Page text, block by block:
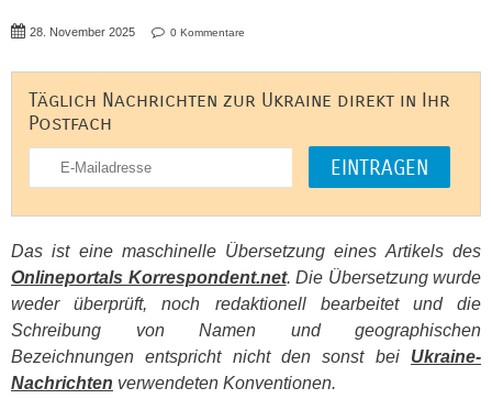
28. November 2025 0 Kommentare
Täglich Nachrichten zur Ukraine direkt in Ihr
Postfach
Das ist eine maschinelle Übersetzung eines Artikels des
Onlineportals Korrespondent.net. Die Übersetzung wurde
weder überprüft, noch redaktionell bearbeitet und die
Schreibung von Namen und geographischen
Bezeichnungen entspricht nicht den sonst bei Ukraine-
Nachrichten verwendeten Konventionen.